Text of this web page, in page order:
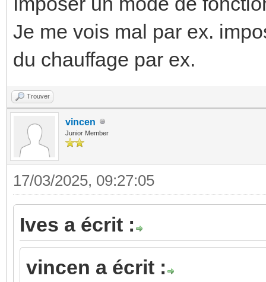
Je me vois mal par ex.
du chauffage par ex.
Trouver
vincen
Junior Member
17/03/2025, 09:27:05
Ives a écrit :
vincen a écrit :